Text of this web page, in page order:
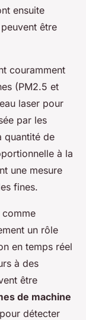
ensuite
être
couramment
(PM2.5 et
laser pour
par les
quantité de
à la
une mesure
fines.
comme
un rôle
en temps réel
à des
être
de machine
détecter